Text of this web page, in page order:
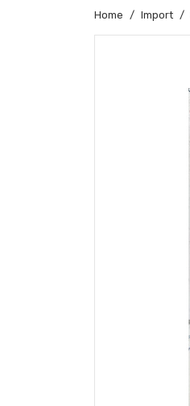
Home Import